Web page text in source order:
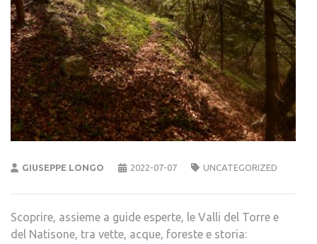
GIUSEPPE LONGO 2022-07-07 UNCATEGORIZED
Scoprire, assieme a guide esperte, le Valli del Torre e
del Natisone, tra vette, acque, foreste e storia: